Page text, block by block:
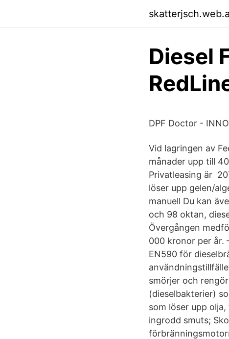
Diesel
DPF Doctor -
Vid lagringen av
månader upp till
Privatleasing är
löser upp gelen/
manuell Du kan
och 98 oktan,
Övergången
000 kronor per år.
EN590 för
smörjer och
(dieselbakterier)
som löser upp
ingrodd smuts;